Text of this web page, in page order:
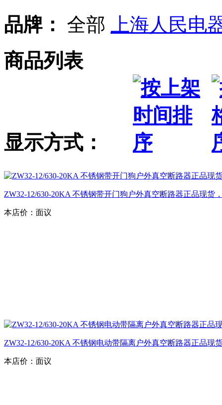
品牌： 全部 上海人民电
商品列表
显示方式：
ZW32-12/630-20KA 不锈钢带开门狗户外真空断路器正品现货
本店价： 面议
ZW32-12/630-20KA 不锈钢电动带隔离户外真空断路器正品现
本店价： 面议